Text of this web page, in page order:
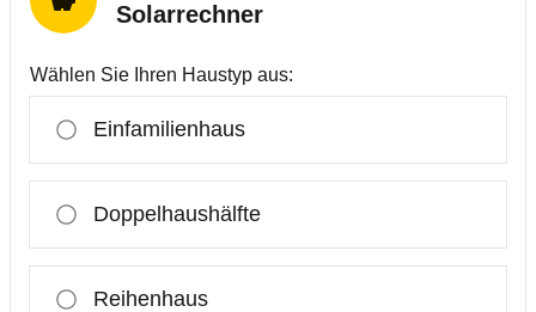
Solarrechner
Wählen Sie Ihren Haustyp aus:
Einfamilienhaus
Doppelhaushälfte
Reihenhaus